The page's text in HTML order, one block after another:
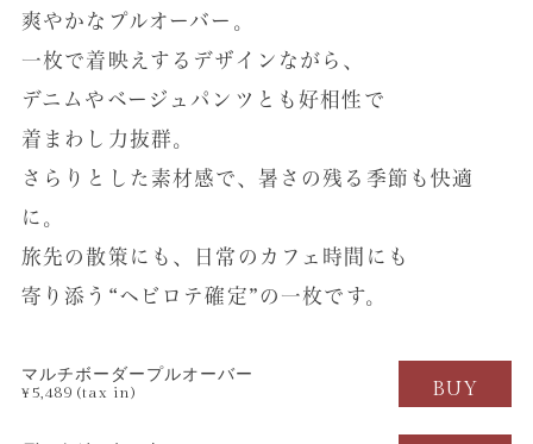
爽やかなプルオーバー。
一枚で着映えするデザインながら、
デニムやベージュパンツとも好相性で
着まわし力抜群。
さらりとした素材感で、暑さの残る季節も快適
に。
旅先の散策にも、日常のカフェ時間にも
寄り添う “ヘビロテ確定”の一枚です。
マルチボーダープルオーバー
¥5,489 (tax in) BUY